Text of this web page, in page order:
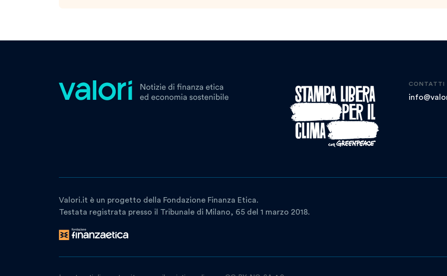
CONTATTI
Valori.it è un progetto della Fondazione Finanza Etica.
Testata registrata presso il Tribunale di Milano, 65 del 1 marzo 2018.